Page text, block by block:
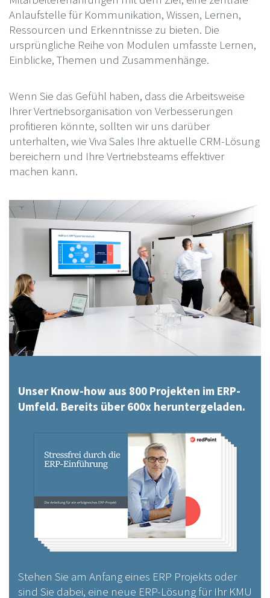
Anlaufstelle für Kommunikation, Wissen, Lernen,
Ressourcen und Erkenntnisse zu bieten. Die
ursprüngliche Reihe von Modulen umfasste Lernen,
Einblicke, Themen und Zusammenhänge.
Wenn Sie das Gefühl haben, dass die Arbeitsweise
Ihrer Vertriebsorganisation von Verbesserungen
profitieren könnte, sollten wir uns darüber
unterhalten, wie Viva Sales Ihre aktuelle CRM-Lösung
bereichern und Ihre Vertriebsteams effektiver
machen kann.
Unser Know-how aus 800 Projekten im ERP-
Umfeld. Bereits über 600x heruntergeladen.
Stehen Sie am Anfang eines ERP Projekts oder
sind Sie dabei, eine neue ERP-Lösung für Ihr KMU